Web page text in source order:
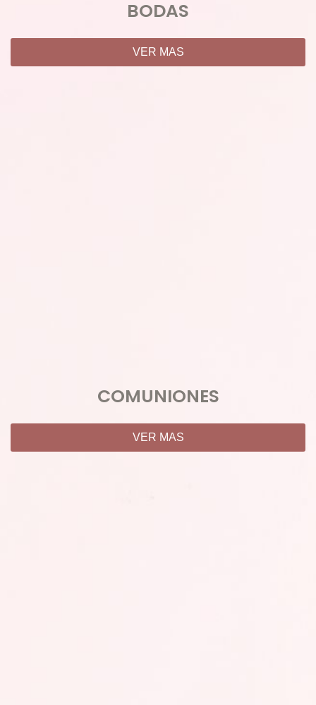
BODAS
VER MAS
COMUNIONES
VER MAS